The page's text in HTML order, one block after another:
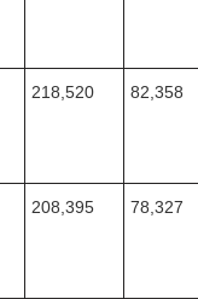
218,520 82,358
208,395 78,327